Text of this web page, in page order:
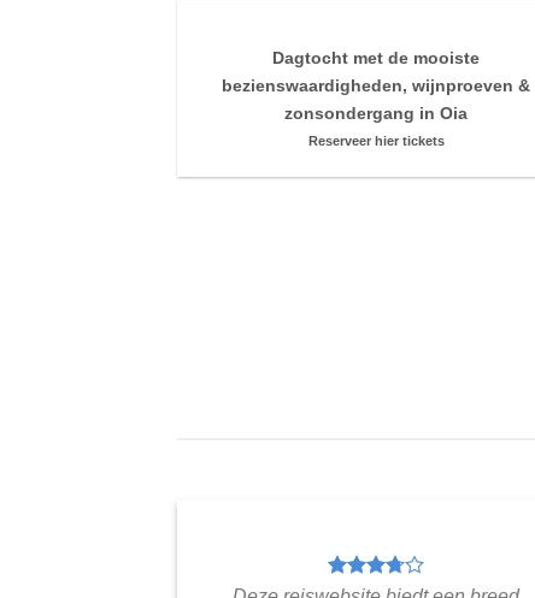
Dagtocht met de mooiste
bezienswaardigheden, wijnproeven &
zonsondergang in Oia
Reserveer hier tickets